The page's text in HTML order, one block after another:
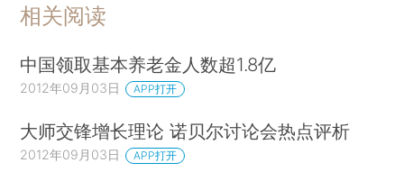
相关阅读
中国领取基本养老金人数超1.8亿
2012年09月03日 APP打开
大师交锋增长理论 诺贝尔讨论会热点评析
2012年09月03日 APP打开